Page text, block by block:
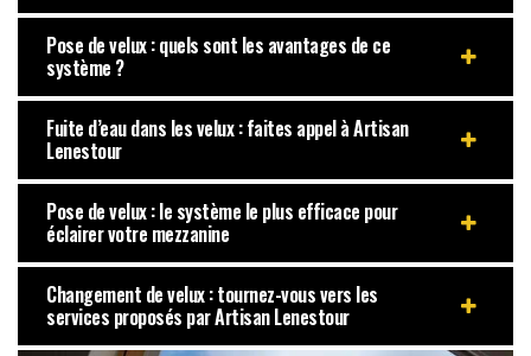
Pose de velux : quels sont les avantages de ce
système ?
Fuite d’eau dans les velux : faites appel à Artisan
Lenestour
Pose de velux : le système le plus efficace pour
éclairer votre mezzanine
Changement de velux : tournez-vous vers les
services proposés par Artisan Lenestour